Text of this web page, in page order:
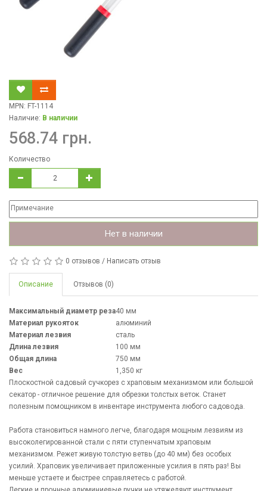
MPN: FT-1114
Наличие: В наличии
568.74 грн.
Количество
Нет в наличии
0 отзывов / Написать отзыв
Описание Отзывов (0)
Максимальный диаметр реза40 мм
Материал рукояток
алюминий
Материал лезвия
сталь
Длина лезвия
100 мм
Общая длина
750 мм
Вес
1,350 кг
Плоскостной садовый сучкорез с храповым механизмом или большой
секатор - отличное решение для обрезки толстых веток. Станет
полезным помощником в инвентаре инструмента любого садовода.
Работа становиться намного легче, благодаря мощным лезвиям из
высоколегированной стали с пяти ступенчатым храповым
механизмом. Режет живую толстую ветвь (до 40 мм) без особых
усилий. Храповик увеличивает приложенные усилия в пять раз! Вы
меньше устаете и быстрее справляетесь с работой.